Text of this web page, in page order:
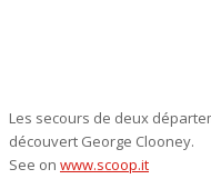
Les secours de deux
découvert George Clooney.
See on www.scoop.it